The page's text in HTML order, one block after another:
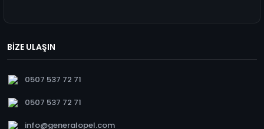
BİZE ULAŞIN
0507 537 72 71
0507 537 72 71
info@generalopel.com